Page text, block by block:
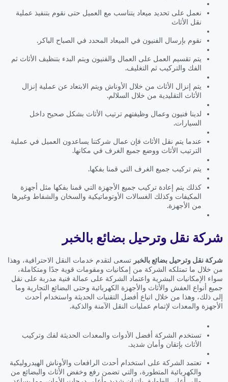
نعمل على تحديد ميعاد يتناسب مع العميل حتى نقوم بتنفيذ عملية
نقل الأثاث
نقوم بإرسال الفنيون في الميعاد المحدد في الصباح الباكر.
يتم تقسيم العمل على العمال والفنيون ويتم البدء بتنظيف الأثاث ثم
الفك والتركيب ثم التغليف.
يتم إنزال الأثاث من خلال الأوناش ويتم الابتعاد عن عملية إنزال
الأثاث التقليدية من خلال السلالم.
لدينا فنيون وعمال وظيفتهم ترتيب الأثاث بشكل صحيح داخل
السيارات.
عندما يتم نقل الأثاث فإن عمال شركتنا يساعدون العميل في عملية
الترتيب الأثاث ووضع جميع الغرف في مكانها.
يتم تركيب جميع الغرف التي قمنا بفكها.
كذلك يتم إعادة تركيب جميع الأجهزة التي قمنا بفكها مثل أجهزة
المكيفات وكذلك الغسالات الأوتوماتيكية والسخان والشفاط وغيرها
من الأجهزة.
شركة نقل وترحيل بضائع بالخبر
شركة نقل وترحيل بضائع بالخبر تسعى لتقدم خدمات النقل الاحترافية، وهذا
من خلال ما تمتلكه الشركة من إمكانيات ومقومات قوية جدًا ومتكاملة،
سواء الإمكانيات البشرية واعتماد الشركة على عمالة فنية مدربة على نقل
جميع أنواع العفش والأثاث والأجهزة الكهربائية وحتى البضائع التجارية وما
إلى ذلك، وهذا من خلال اتباع أفضل التقنيات الحديثة واستخدام أحدث
الأجهزة والمعدات لإتمام عمليات النقل الآمنة والذكية.
تستخدم الشركة أفضل الأدوات والمعدات الحديثة لفك وتركيب
الأثاث بإتقان وأمان شديد.
تعتمد الشركة على استخدام أحدث الرافعات والأوناش الهيدروليكية
والكهربائية المتطورة، والتي تضمن رفع وخفض الأثاث والبضائع من